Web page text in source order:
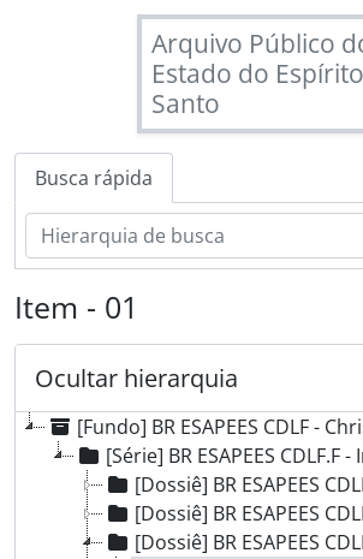
Arquivo Público
Estado do Espírito
Santo
Busca rápida
Item - 01
Ocultar hierarquia
[Fundo] BR ESAPEES CDLF - Christiano
[Série] BR ESAPEES CDLF.F - Inaugurações,
[Dossiê] BR ESAPEES CDLF.F.1 - Plano
[Dossiê] BR ESAPEES CDLF.F.2 - Inauguração de
[Dossiê] BR ESAPEES CDLF.F.3 - Inauguração